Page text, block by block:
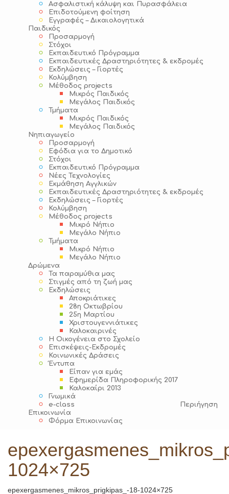
Ασφαλιστική κάλυψη και Πυρασφάλεια
Επιδοτούμενη φοίτηση
Εγγραφές – Δικαιολογητικά
Παιδικός
Προσαρμογή
Στόχοι
Εκπαιδευτικό Πρόγραμμα
Εκπαιδευτικές Δραστηριότητες & εκδρομές
Εκδηλώσεις – Γιορτές
Κολύμβηση
Μέθοδος projects
Μικρός Παιδικός
Μεγάλος Παιδικός
Τμήματα
Μικρός Παιδικός
Μεγάλος Παιδικός
Νηπιαγωγείο
Προσαρμογή
Εφόδια για το Δημοτικό
Στόχοι
Εκπαιδευτικό Πρόγραμμα
Νέες Τεχνολογίες
Εκμάθηση Αγγλικών
Εκπαιδευτικές Δραστηριότητες & εκδρομές
Εκδηλώσεις – Γιορτές
Κολύμβηση
Μέθοδος projects
Μικρό Νήπιο
Μεγάλο Νήπιο
Τμήματα
Μικρό Νήπιο
Μεγάλο Νήπιο
Δρώμενα
Τα παραμύθια μας
Στιγμές από τη ζωή μας
Εκδηλώσεις
Αποκριάτικες
28η Οκτωβρίου
25η Μαρτίου
Χριστουγεννιάτικες
Καλοκαιρινές
Η Οικογένεια στο Σχολείο
Επισκέψεις-Εκδρομές
Κοινωνικές Δράσεις
Έντυπα
Είπαν για εμάς
Εφημερίδα Πληροφορικής 2017
Καλοκαίρι 2013
Γνωμικά
e-class
Περιήγηση
Επικοινωνία
Φόρμα Επικοινωνίας
1024×725
epexergasmenes_mikros_prigkipas_-18-1024×725